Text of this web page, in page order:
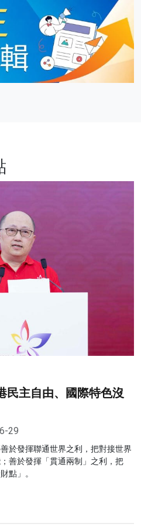
民主自由、國際特色沒
29
於發揮聯通世界之利，把對接世界
善於發揮「貫通兩制」之利，把
點」。